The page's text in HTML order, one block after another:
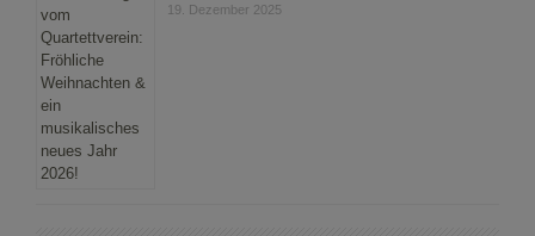
19. Dezember 2025